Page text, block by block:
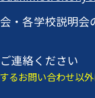
・各学校説明会
連絡ください
るお問い合わせ以